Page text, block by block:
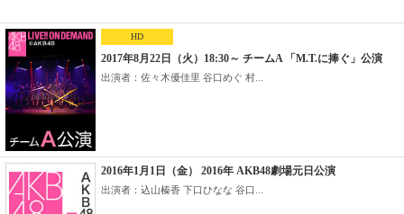
HD
2017年8月22日（火）18:30～ チームA 「M.T.に捧ぐ」公演
出演者：佐々木優佳里 谷口めぐ 村...
2016年1月1日（金） 2016年 AKB48劇場元日公演
出演者：込山榛香 下口ひなな 谷口...